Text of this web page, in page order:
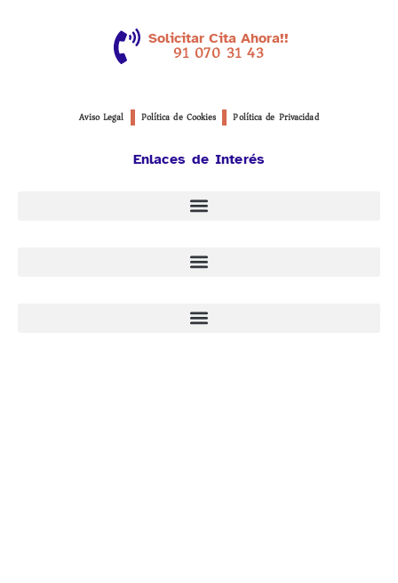
Solicitar Cita Ahora!!
91 070 31 43
Aviso Legal Política de Cookies Política de Privacidad
Enlaces de Interés